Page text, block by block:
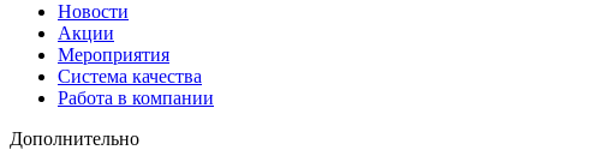
Новости
Акции
Мероприятия
Система качества
Работа в компании
Дополнительно